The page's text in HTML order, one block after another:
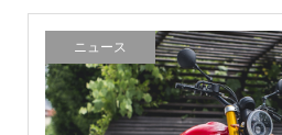
ニュース